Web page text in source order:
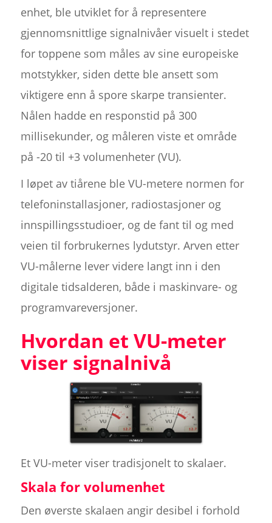
enhet, ble utviklet for å representere
gjennomsnittlige signalnivåer visuelt i stedet
for toppene som måles av sine europeiske
motstykker, siden dette ble ansett som
viktigere enn å spore skarpe transienter.
Nålen hadde en responstid på 300
millisekunder, og måleren viste et område
på -20 til +3 volumenheter (VU).
I løpet av tiårene ble VU-metere normen for
telefoninstallasjoner, radiostasjoner og
innspillingsstudioer, og de fant til og med
veien til forbrukernes lydutstyr. Arven etter
VU-målerne lever videre langt inn i den
digitale tidsalderen, både i maskinvare- og
programvareversjoner.
Hvordan et VU-meter
viser signalnivå
Et VU-meter viser tradisjonelt to skalaer.
Skala for volumenhet
Den øverste skalaen angir desibel i forhold